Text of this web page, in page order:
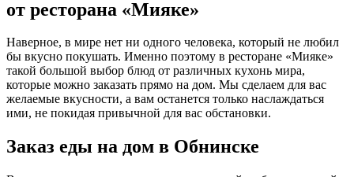
от ресторана «Мияке»
Наверное, в мире нет ни одного человека, который не любил
бы вкусно покушать. Именно поэтому в ресторане «Мияке»
такой большой выбор блюд от различных кухонь мира,
которые можно заказать прямо на дом. Мы сделаем для вас
желаемые вкусности, а вам останется только наслаждаться
ими, не покидая привычной для вас обстановки.
Заказ еды на дом в Обнинске